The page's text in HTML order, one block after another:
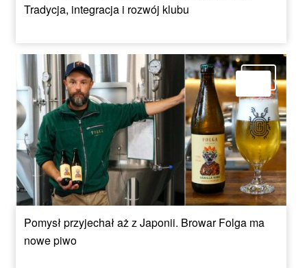
Tradycja, integracja i rozwój klubu
Pomysł przyjechał aż z Japonii. Browar Folga ma
nowe piwo